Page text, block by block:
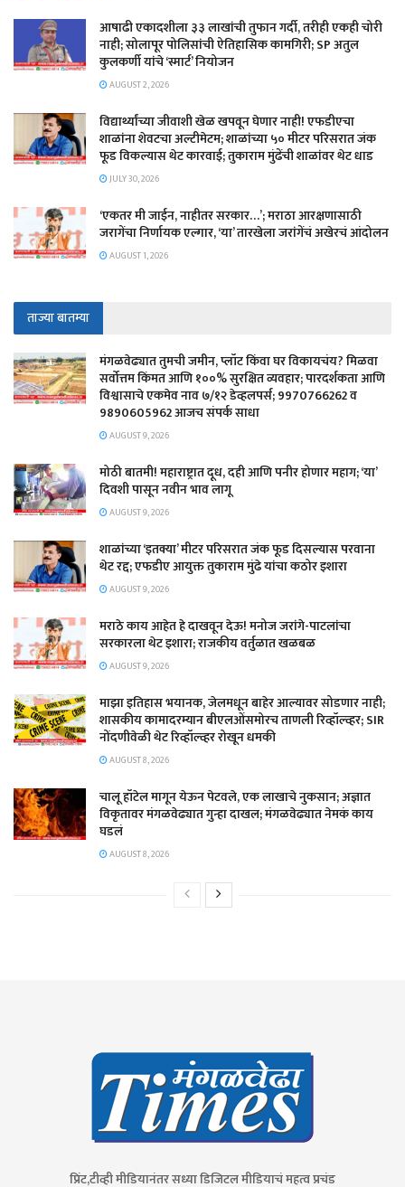
आषाढी एकादशीला ३३ लाखांची तुफान गर्दी, तरीही एकही चोरी
नाही; सोलापूर पोलिसांची ऐतिहासिक कामगिरी; SP अतुल
कुलकर्णी यांचे ‘स्मार्ट’ नियोजन
AUGUST 2, 2026
विद्यार्थ्यांच्या जीवाशी खेळ खपवून घेणार नाही! एफडीएचा
शाळांना शेवटचा अल्टीमेटम; शाळांच्या ५० मीटर परिसरात जंक
फूड विकल्यास थेट कारवाई; तुकाराम मुंढेंची शाळांवर थेट धाड
JULY 30, 2026
‘एकतर मी जाईन, नाहीतर सरकार…’; मराठा आरक्षणासाठी
जरागेंचा निर्णायक एल्गार, ‘या’ तारखेला जरांगेंचं अखेरचं आंदोलन
AUGUST 1, 2026
ताज्या बातम्या
मंगळवेढ्यात तुमची जमीन, प्लॉट किंवा घर विकायचंय? मिळवा
सर्वोत्तम किंमत आणि १००% सुरक्षित व्यवहार; पारदर्शकता आणि
विश्वासाचे एकमेव नाव ७/१२ डेव्हलपर्स; 9970766262 व
9890605962 आजच संपर्क साधा
AUGUST 9, 2026
मोठी बातमी! महाराष्ट्रात दूध, दही आणि पनीर होणार महाग; ‘या’
दिवशी पासून नवीन भाव लागू
AUGUST 9, 2026
शाळांच्या ‘इतक्या’ मीटर परिसरात जंक फूड दिसल्यास परवाना
थेट रद्द; एफडीए आयुक्त तुकाराम मुंढे यांचा कठोर इशारा
AUGUST 9, 2026
मराठे काय आहेत हे दाखवून देऊ! मनोज जरांगे-पाटलांचा
सरकारला थेट इशारा; राजकीय वर्तुळात खळबळ
AUGUST 9, 2026
माझा इतिहास भयानक, जेलमधून बाहेर आल्यावर सोडणार नाही;
शासकीय कामादरम्यान बीएलओंसमोरच ताणली रिव्हॉल्व्हर; SIR
नोंदणीवेळी थेट रिव्हॉल्व्हर रोखून धमकी
AUGUST 8, 2026
चालू हॉटेल मागून येऊन पेटवले, एक लाखाचे नुकसान; अज्ञात
विकृतावर मंगळवेढ्यात गुन्हा दाखल; मंगळवेढ्यात नेमकं काय
घडलं
AUGUST 8, 2026
प्रिंट,टीव्ही मीडियानंतर सध्या डिजिटल मीडियाचं महत्व प्रचंड